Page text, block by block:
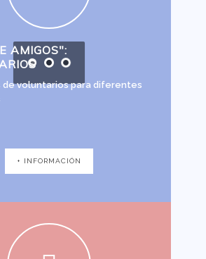
AMIGOS":
de voluntarios para diferentes
+ INFORMACIÓN